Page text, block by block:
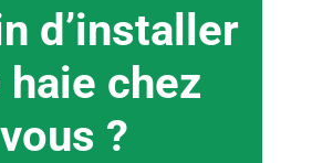
d’installer
haie chez
vous ?